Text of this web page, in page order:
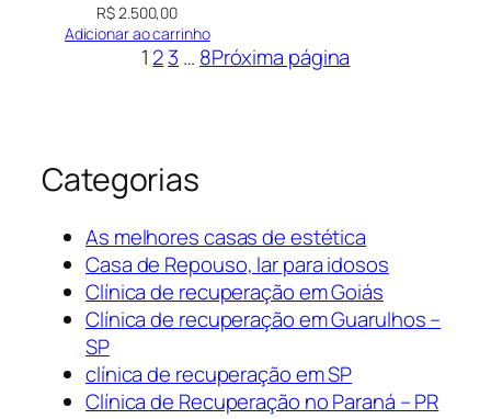
R$2.500,00
Adicionar ao carrinho
1 23 … 8Próxima página
Categorias
As melhores casas de estética
Casa de Repouso, lar para idosos
Clínica de recuperação em Goiás
Clínica de recuperação em Guarulhos –
SP
clínica de recuperação em SP
Clínica de Recuperação no Paraná – PR